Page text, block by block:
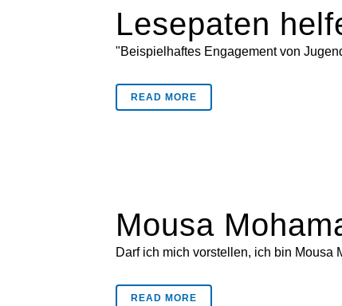
Lesepaten
"Beispielhaftes Engagement von
READ MORE
Mousa
Darf ich mich vorstellen, ich bin Mousa
READ MORE